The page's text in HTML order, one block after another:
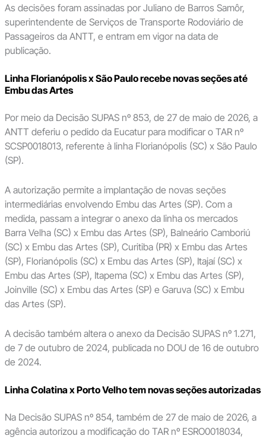
As decisões foram assinadas por Juliano de Barros Samôr,
superintendente de Serviços de Transporte Rodoviário de
Passageiros da ANTT, e entram em vigor na data de
publicação.
Linha Florianópolis x São Paulo recebe novas seções até
Embu das Artes
Por meio da Decisão SUPAS nº 853, de 27 de maio de 2026, a
ANTT deferiu o pedido da Eucatur para modificar o TAR nº
SCSP0018013, referente à linha Florianópolis (SC) x São Paulo
(SP).
A autorização permite a implantação de novas seções
intermediárias envolvendo Embu das Artes (SP). Com a
medida, passam a integrar o anexo da linha os mercados
Barra Velha (SC) x Embu das Artes (SP), Balneário Camboriú
(SC) x Embu das Artes (SP), Curitiba (PR) x Embu das Artes
(SP), Florianópolis (SC) x Embu das Artes (SP), Itajaí (SC) x
Embu das Artes (SP), Itapema (SC) x Embu das Artes (SP),
Joinville (SC) x Embu das Artes (SP) e Garuva (SC) x Embu
das Artes (SP).
A decisão também altera o anexo da Decisão SUPAS nº 1.271,
de 7 de outubro de 2024, publicada no DOU de 16 de outubro
de 2024.
Linha Colatina x Porto Velho tem novas seções autorizadas
Na Decisão SUPAS nº 854, também de 27 de maio de 2026, a
agência autorizou a modificação do TAR nº ESRO0018034,